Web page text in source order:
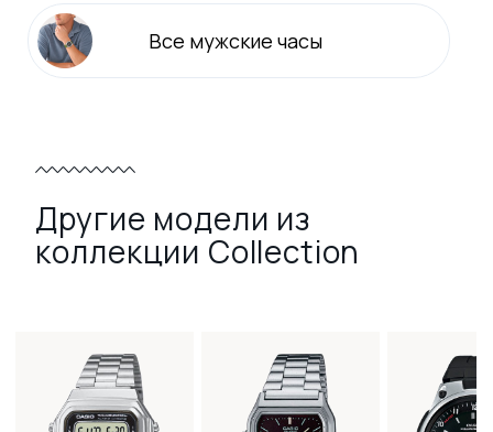
Все мужские часы
Другие модели из
коллекции Collection